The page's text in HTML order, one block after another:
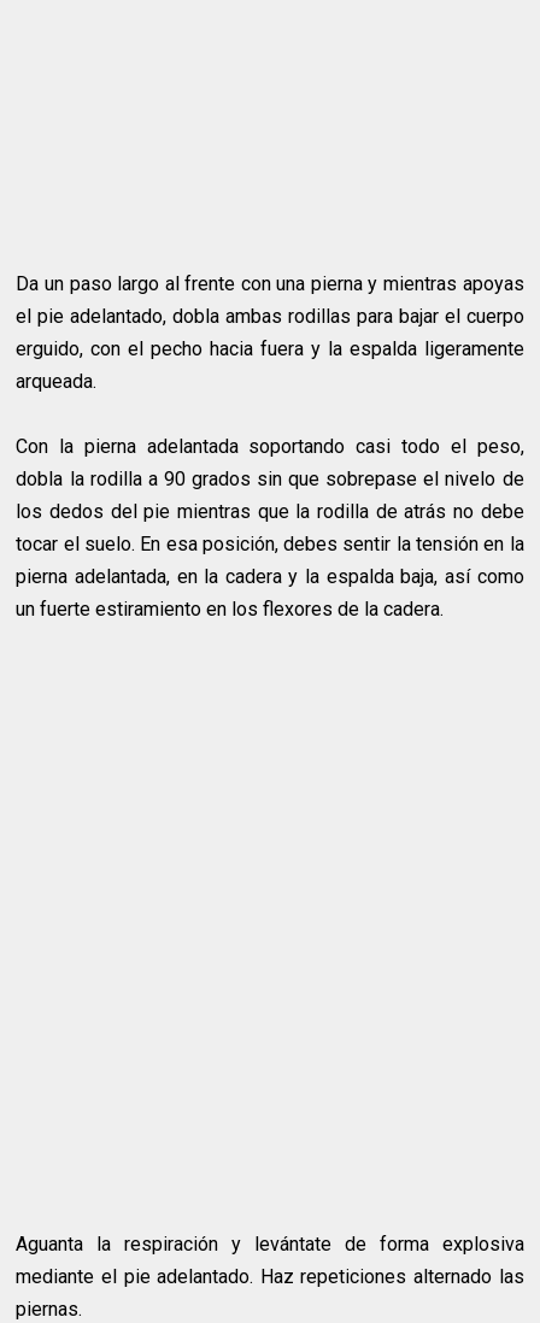
Da un paso largo al frente con una pierna y mientras apoyas
el pie adelantado, dobla ambas rodillas para bajar el cuerpo
erguido, con el pecho hacia fuera y la espalda ligeramente
arqueada.
Con la pierna adelantada soportando casi todo el peso,
dobla la rodilla a 90 grados sin que sobrepase el nivelo de
los dedos del pie mientras que la rodilla de atrás no debe
tocar el suelo. En esa posición, debes sentir la tensión en la
pierna adelantada, en la cadera y la espalda baja, así como
un fuerte estiramiento en los flexores de la cadera.
Aguanta la respiración y levántate de forma explosiva
mediante el pie adelantado. Haz repeticiones alternado las
piernas.